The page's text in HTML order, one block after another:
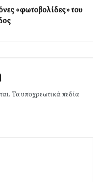
«φωτοβολίδες» του
Τα υποχρεωτικά πεδία